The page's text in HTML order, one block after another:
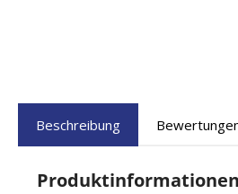
Beschreibung
Produktinformationen